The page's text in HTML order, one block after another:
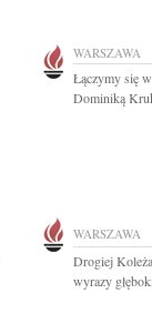
WARSZAWA
Łączymy się
Dominiką
WARSZAWA
Drogiej
wyrazy